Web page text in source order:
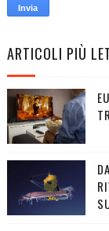
ARTICOLI PIÙ